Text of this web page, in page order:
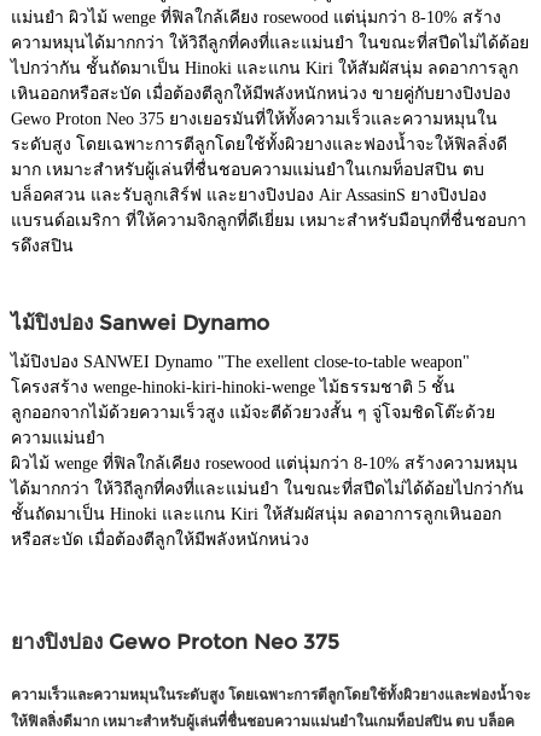
แม่นยำ ผิวไม้ wenge ที่ฟิลใกล้เคียง rosewood แต่นุ่มกว่า 8-10% สร้าง
ความหมุนได้มากกว่า ให้วิถีลูกที่คงที่และแม่นยำ ในขณะที่สปีดไม่ได้ด้อย
ไปกว่ากัน ชั้นถัดมาเป็น Hinoki และแกน Kiri ให้สัมผัสนุ่ม ลดอาการลูก
เหินออกหรือสะบัด เมื่อต้องตีลูกให้มีพลังหนักหน่วง ขายคู่กับยางปิงปอง
Gewo Proton Neo 375 ยางเยอรมันที่ให้ทั้งความเร็วและความหมุนใน
ระดับสูง โดยเฉพาะการตีลูกโดยใช้ทั้งผิวยางและฟองน้ำจะให้ฟิลลิ่งดี
มาก เหมาะสำหรับผู้เล่นที่ชื่นชอบความแม่นยำในเกมท็อปสปิน ตบ
บล็อคสวน และรับลูกเสิร์ฟ และยางปิงปอง Air AssasinS ยางปิงปอง
แบรนด์อเมริกา ที่ให้ความจิกลูกที่ดีเยี่ยม เหมาะสำหรับมือบุกที่ชื่นชอบกา
รดึงสปิน
ไม้ปิงปอง Sanwei Dynamo
ไม้ปิงปอง SANWEI Dynamo "The exellent close-to-table weapon"
โครงสร้าง wenge-hinoki-kiri-hinoki-wenge ไม้ธรรมชาติ 5 ชั้น
ลูกออกจากไม้ด้วยความเร็วสูง แม้จะตีด้วยวงสั้น ๆ จู่โจมชิดโต๊ะด้วย
ความแม่นยำ
ผิวไม้ wenge ที่ฟิลใกล้เคียง rosewood แต่นุ่มกว่า 8-10% สร้างความหมุน
ได้มากกว่า ให้วิถีลูกที่คงที่และแม่นยำ ในขณะที่สปีดไม่ได้ด้อยไปกว่ากัน
ชั้นถัดมาเป็น Hinoki และแกน Kiri ให้สัมผัสนุ่ม ลดอาการลูกเหินออก
หรือสะบัด เมื่อต้องตีลูกให้มีพลังหนักหน่วง
ยางปิงปอง Gewo Proton Neo 375
ความเร็วและความหมุนในระดับสูง โดยเฉพาะการตีลูกโดยใช้ทั้งผิวยางและฟองน้ำจะ
ให้ฟิลลิ่งดีมาก เหมาะสำหรับผู้เล่นที่ชื่นชอบความแม่นยำในเกมท็อปสปิน ตบ บล็อค